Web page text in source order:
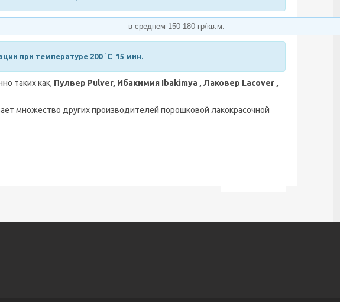
в среднем 150-180 гр/кв.м.
при температуре 200 ˚C 15 мин.
таких как, Пулвер Pulver, Ибакимия Ibakimya , Лаковер Lacover ,
множество других производителей порошковой лакокрасочной